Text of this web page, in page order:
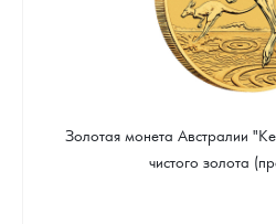
Золотая монета Австралии
чистого золота